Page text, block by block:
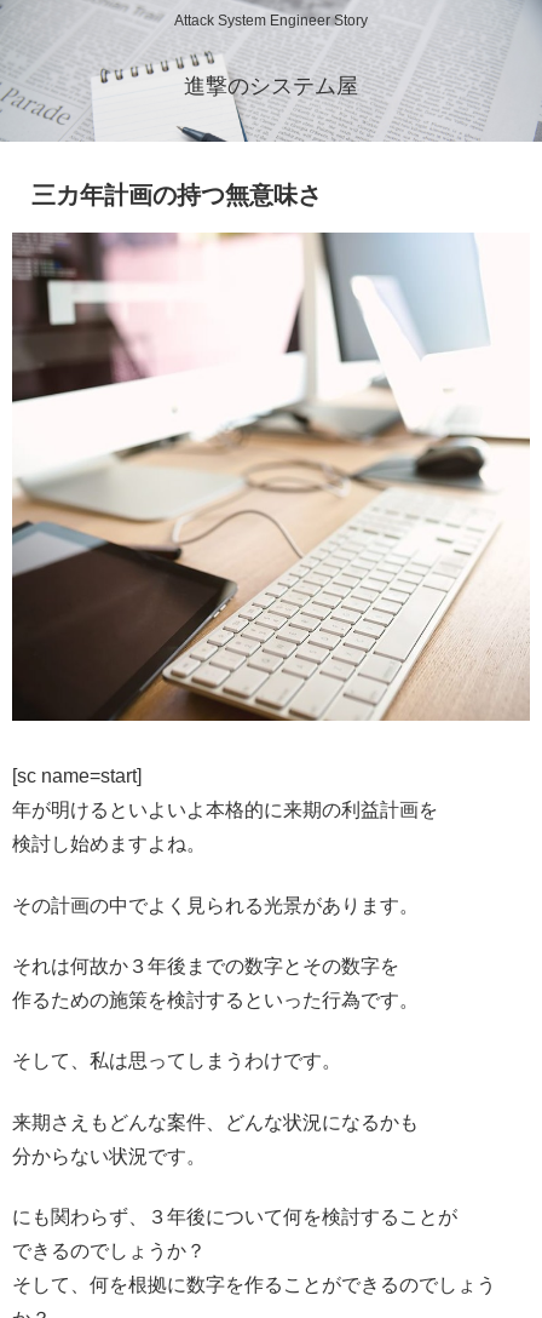
Attack System Engineer Story
進撃のシステム屋
三カ年計画の持つ無意味さ
[sc name=start]
年が明けるといよいよ本格的に来期の利益計画を
検討し始めますよね。
その計画の中でよく見られる光景があります。
それは何故か３年後までの数字とその数字を
作るための施策を検討するといった行為です。
そして、私は思ってしまうわけです。
来期さえもどんな案件、どんな状況になるかも
分からない状況です。
にも関わらず、３年後について何を検討することが
できるのでしょうか？
そして、何を根拠に数字を作ることができるのでしょう